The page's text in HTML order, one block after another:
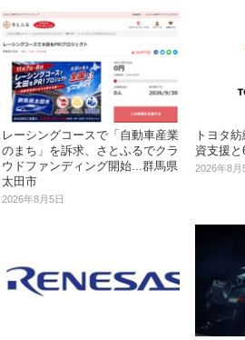
レーシングコースで「自動車産業
のまち」を訴求、さとふるでクラ
ウドファンディング開始...群馬県
太田市
2026年8月5日
トヨタ
資支援
2026年8月